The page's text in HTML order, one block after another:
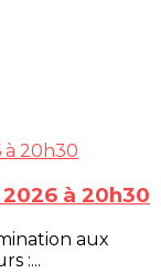
à 20h30
aux
:...